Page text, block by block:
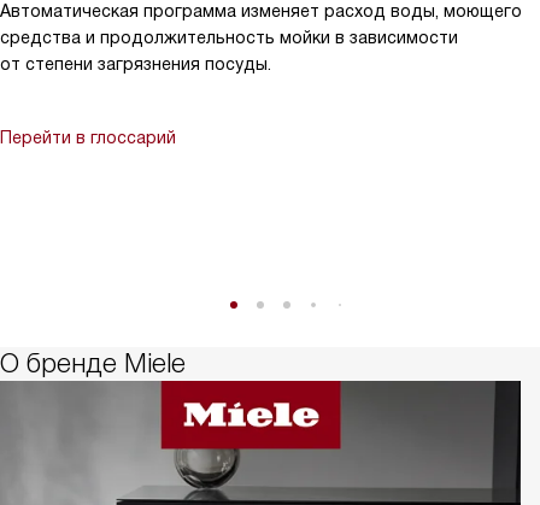
Автоматическая программа изменяет расход воды, моющего
средства и продолжительность мойки в зависимости
от степени загрязнения посуды.
Перейти в глоссарий
О бренде Miele